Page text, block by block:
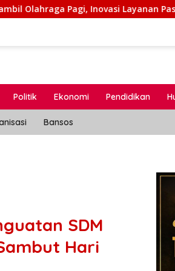
Pagi, Inovasi Layanan Pasporia Imigrasi
Politik Ekonomi Pendidikan
Bansos
SDM
Hari